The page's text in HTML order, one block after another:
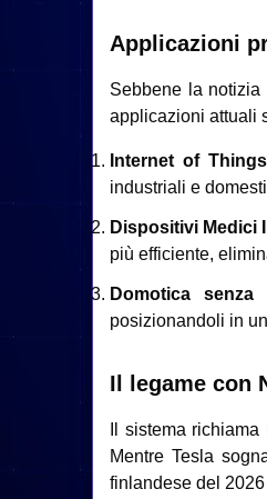
Applicazioni
Sebbene la
applicazioni attuali
Internet of
industriali e
Dispositivi Medici
più efficiente,
Domotica senza
posizionandoli in
Il legame con
Il sistema
Mentre Tesla
finlandese del